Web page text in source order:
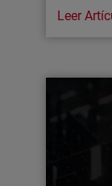
Leer